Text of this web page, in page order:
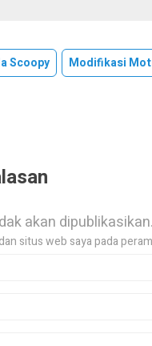
Scoopy Modifikasi
akan dipublikasikan.
situs web saya pada